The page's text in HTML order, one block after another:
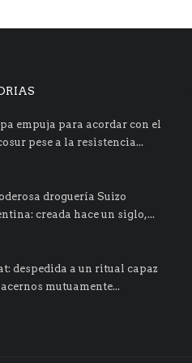
empuja para acordar con el
pese a la resistencia...
droguería Suizo
creada hace un siglo,...
despedida a un ritual capaz
mutuamente...